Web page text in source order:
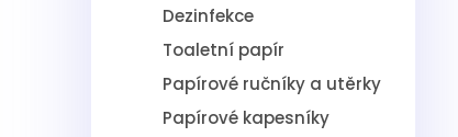
Dezinfekce
Toaletní papír
Papírové ručníky a utěrky
Papírové kapesníky